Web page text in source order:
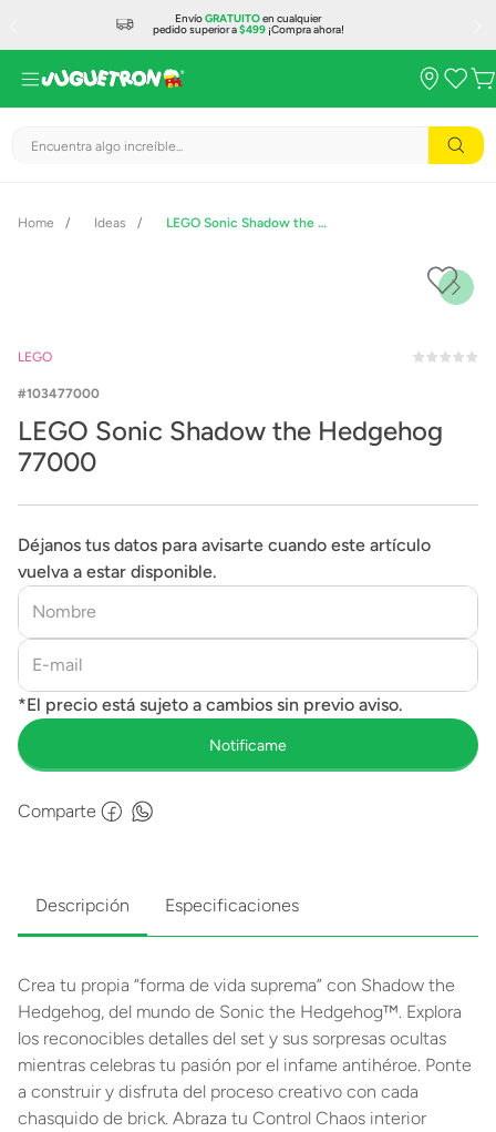
EnvíoGRATUITOen cualquier
pedido superior a$499¡Compra ahora!
Encuentra algo increíble...
Ideas LEGO Sonic Shadow the Hedgehog 77000
LEGO
103477000
LEGO Sonic Shadow the Hedgehog
77000
Déjanos tus datos para avisarte cuando este artículo
vuelva a estar disponible.
Comparte
Descripción Especificaciones
Crea tu propia “forma de vida suprema” con Shadow the
Hedgehog, del mundo de Sonic the Hedgehog™. Explora
los reconocibles detalles del set y sus sorpresas ocultas
mientras celebras tu pasión por el infame antihéroe. Ponte
a construir y disfruta del proceso creativo con cada
chasquido de brick. Abraza tu Control Chaos interior